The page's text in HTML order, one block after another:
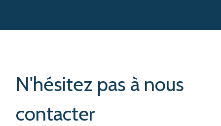
N'hésitez pas à nous
contacter